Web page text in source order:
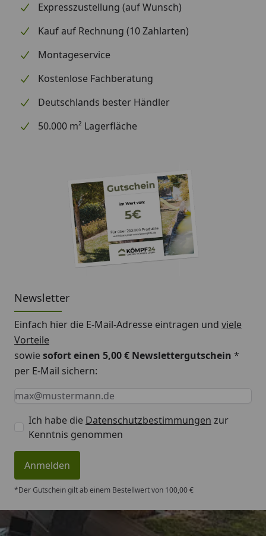
Expresszustellung (auf Wunsch)
Kauf auf Rechnung (10 Zahlarten)
Montageservice
Kostenlose Fachberatung
Deutschlands bester Händler
50.000 m² Lagerfläche
Newsletter
Einfach hier die E-Mail-Adresse eintragen und viele
Vorteile
sowiesofort einen 5,00 € Newslettergutschein *
per E-Mail sichern:
Keine Eingabe erforderlich
Eingabe erforderlich
E-Mail *
Ich habe die Datenschutzbestimmungen zur
Kenntnis genommen
Anmelden
*Der Gutschein gilt ab einem Bestellwert von 100,00 €